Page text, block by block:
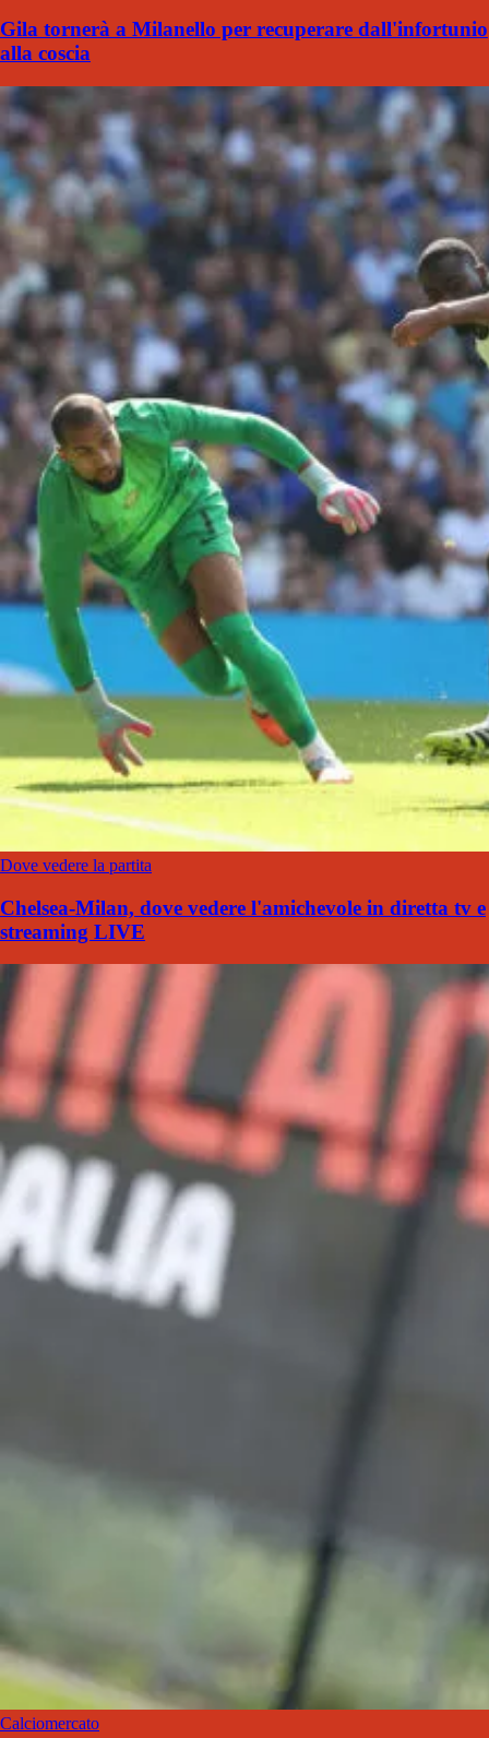
Gila tornerà a Milanello per recuperare dall'infortunio
alla coscia
Dove vedere la partita
Chelsea-Milan, dove vedere l'amichevole in diretta tv e
streaming LIVE
Calciomercato